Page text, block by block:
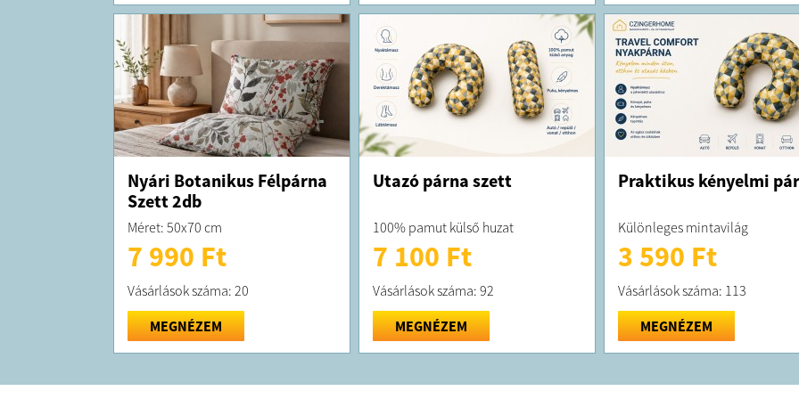
Nyári Botanikus Félpárna
Szett 2db
Méret: 50x70 cm
7 990 Ft
Vásárlások száma: 20
MEGNÉZEM
Utazó párna szett
100% pamut külső huzat
7 100 Ft
Vásárlások száma: 92
MEGNÉZEM
Praktikus kényelmi
Különleges mintavilág
3 590 Ft
Vásárlások száma: 113
MEGNÉZEM